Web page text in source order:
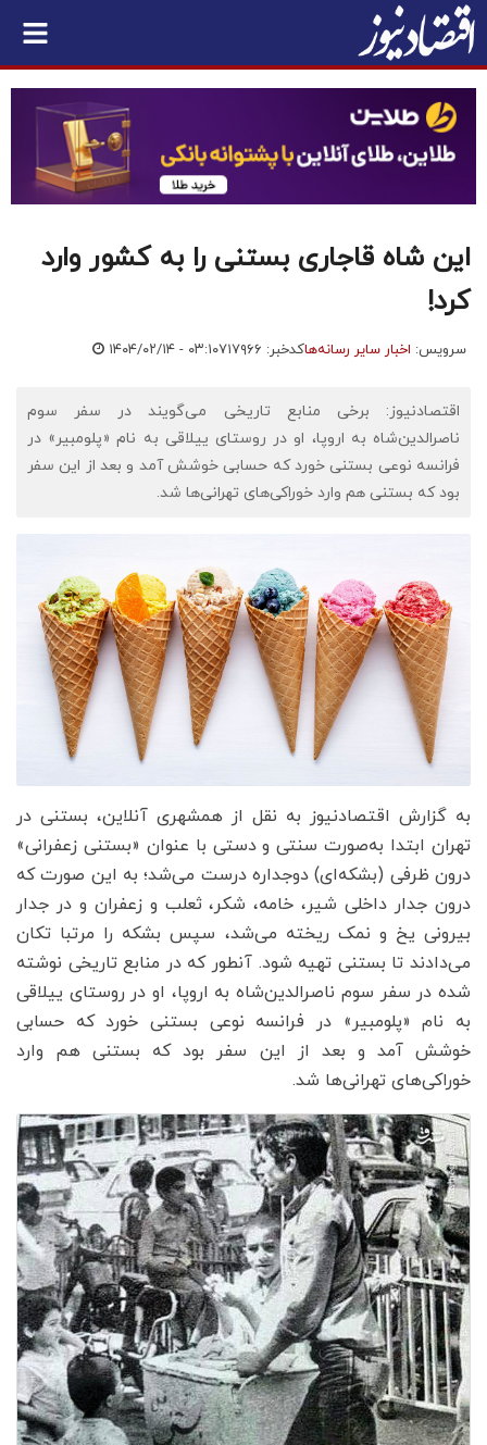
این شاه قاجاری بستنی را به کشور وارد
کرد!
سرویس: اخبار سایر رسانه‌هاکدخبر: ۷۱۷۹۶۶ ۱۴۰۴/۰۲/۱۴ - ۰۳:۱۰
اقتصادنیوز: برخی منابع تاریخی می‌گویند در سفر سوم
ناصرالدین‌شاه به اروپا، او در روستای ییلاقی به نام «پلومبیر» در
فرانسه نوعی بستنی خورد که حسابی خوشش آمد و بعد از این سفر
بود که بستنی هم وارد خوراکی‌های تهرانی‌ها شد.
به گزارش اقتصادنیوز به نقل از همشهری آنلاین، بستنی در
تهران ابتدا به‌صورت سنتی و دستی با عنوان «بستنی زعفرانی»
درون ظرفی (بشکه‌ای) دوجداره درست می‌شد؛ به این صورت که
درون جدار داخلی شیر، خامه، شکر، ثعلب و زعفران‌ و در جدار
بیرونی یخ و نمک ریخته می‌شد، سپس بشکه را مرتبا تکان
می‌دادند تا بستنی تهیه شود. آنطور که در منابع تاریخی نوشته
شده در سفر سوم ناصرالدین‌شاه به اروپا، او در روستای ییلاقی
به نام «پلومبیر» در فرانسه نوعی بستنی خورد که حسابی
خوشش آمد و بعد از این سفر بود که بستنی هم وارد
خوراکی‌های تهرانی‌ها شد.